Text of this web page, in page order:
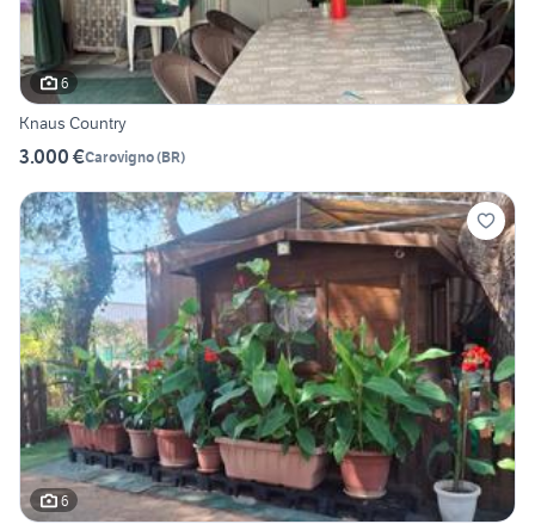
6
Knaus Country
3.000 €Carovigno(BR)
6